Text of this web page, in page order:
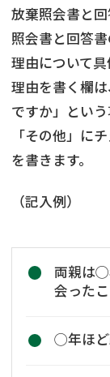
放棄照会書と回
照会書と回答
理由について具
理由を書く欄
ですか」という
「その他」に
を書きます。
（記入例）
両親は◯
会った
◯年ほど